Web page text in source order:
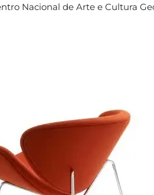
Nacional de Arte e Cultura